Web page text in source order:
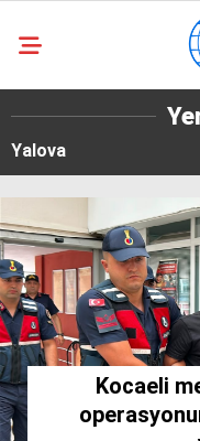
GÜNDEM
GENEL
EKONOMI
POLITIKA
Yalova
Kocaeli